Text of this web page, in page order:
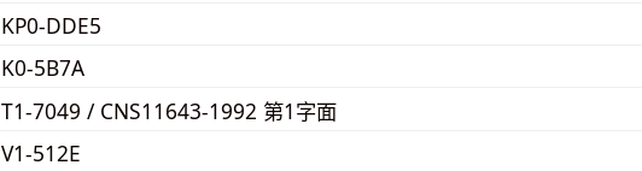
KP0-DDE5
K0-5B7A
T1-7049 / CNS11643-1992 第1字面
V1-512E